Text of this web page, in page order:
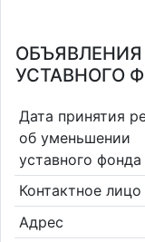
УСТАВНОГО
Дата принятия
об уменьшении
уставного фонда
Контактное лицо
Адрес